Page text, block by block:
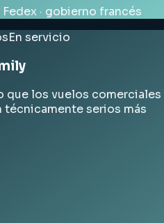
· gobierno francés
En servicio
que los vuelos comerciales
serios más